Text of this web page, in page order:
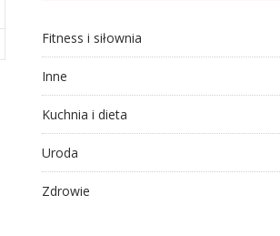
Fitness i siłownia
Inne
Kuchnia i dieta
Uroda
Zdrowie